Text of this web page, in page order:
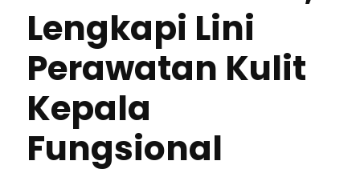
Lengkapi Lini
Perawatan Kulit
Kepala
Fungsional